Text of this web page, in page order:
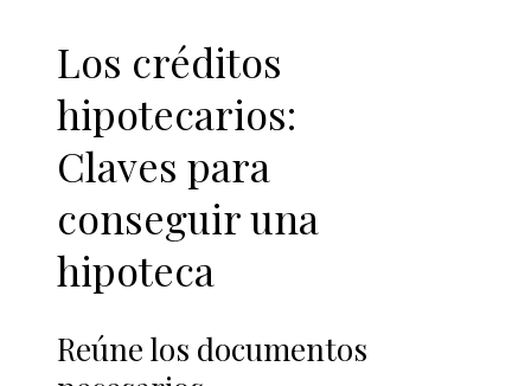
Los créditos
hipotecarios:
Claves para
conseguir una
hipoteca
Reúne los documentos